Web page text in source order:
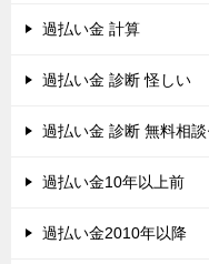
過払い金 計算
過払い金 診断 怪しい
過払い金 診断 無料相
過払い金10年以上前
過払い金2010年以降